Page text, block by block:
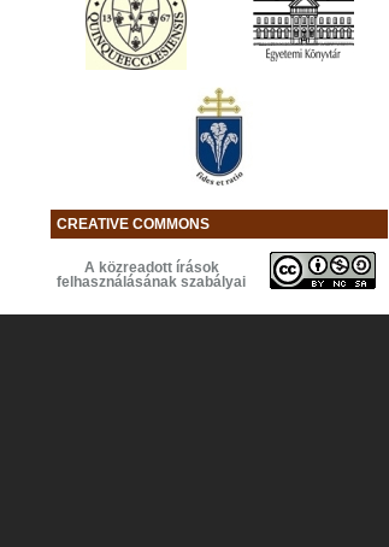
CREATIVE COMMONS
A közreadott írások
felhasználásának szabályai